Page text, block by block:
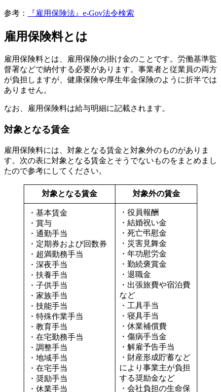
参考： 『雇用保険法』e-Gov法令検索
雇用保険料とは
雇用保険料とは、雇用保険の掛け金のことです。労働基準監
督署などで納付する必要があります。事業者と従業員の両方
が負担しますが、健康保険や厚生年金保険のように折半では
ありません。
なお、雇用保険料は給与明細に記載されます。
対象となる賃金
雇用保険料には、対象となる賃金と対象外のものがありま
す。次の表に対象となる賃金とそうでないものをまとめまし
たので参考にしてください。
対象となる賃金 対象外の賃金
・基本賃金
・賞与
・通勤手当
・定期券および回数券
・超満勤務手当
・深夜手当
・扶養手当
・子供手当
・家族手当
・技能手当
・特殊作業手当
・教育手当
・在宅勤務手当
・調整手当
・地域手当
・在宅手当
・奨励手当
・休業手当
・役員報酬
・結婚祝い金
・死亡弔慰金
・災害見舞金
・年功慰労金
・勤続褒賞金
・退職金
・出張旅費や宿泊費
など
・工具手当
・寝具手当
・休業補償費
・傷病手当金
・解雇予告手当
・財産形成貯蓄など
により事業主が負担
する奨励金など
・会社負担の生命保